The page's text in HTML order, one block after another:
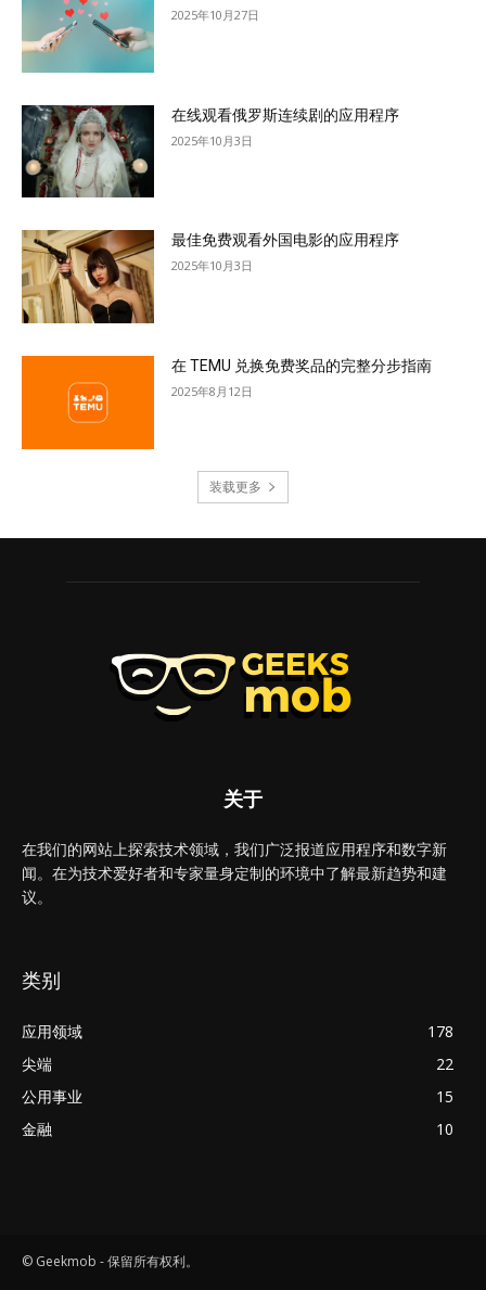
2025年10月27日
在线观看俄罗斯连续剧的应用程序
2025年10月3日
最佳免费观看外国电影的应用程序
2025年10月3日
在 TEMU 兑换免费奖品的完整分步指南
2025年8月12日
装载更多
关于
在我们的网站上探索技术领域，我们广泛报道应用程序和数字新
闻。在为技术爱好者和专家量身定制的环境中了解最新趋势和建
议。
类别
应用领域
178
尖端
22
公用事业
15
金融
10
© Geekmob - 保留所有权利。